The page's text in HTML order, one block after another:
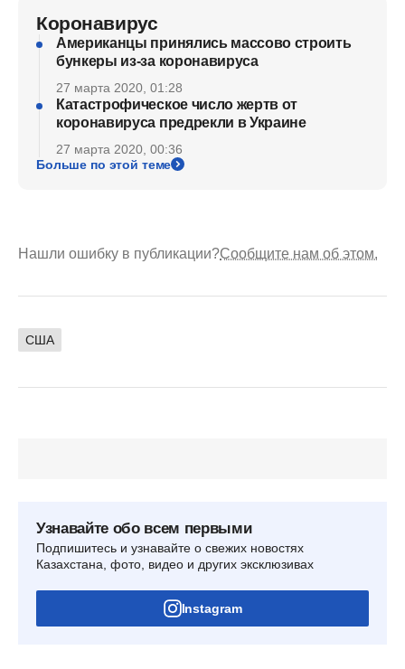
Коронавирус
Американцы принялись массово строить
бункеры из-за коронавируса
27 марта 2020, 01:28
Катастрофическое число жертв от
коронавируса предрекли в Украине
27 марта 2020, 00:36
Больше по этой теме
Нашли ошибку в публикации?Сообщите нам об этом.
США
Узнавайте обо всем первыми
Подпишитесь и узнавайте о свежих новостях
Казахстана, фото, видео и других эксклюзивах
Instagram